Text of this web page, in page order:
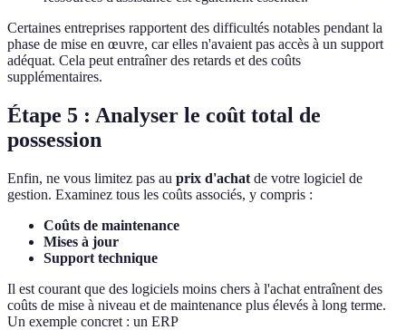
Certaines entreprises rapportent des difficultés notables pendant la
phase de mise en œuvre, car elles n'avaient pas accès à un support
adéquat. Cela peut entraîner des retards et des coûts
supplémentaires.
Étape 5 : Analyser le coût total de
possession
Enfin, ne vous limitez pas au prix d'achat de votre logiciel de
gestion. Examinez tous les coûts associés, y compris :
Coûts de maintenance
Mises à jour
Support technique
Il est courant que des logiciels moins chers à l'achat entraînent des
coûts de mise à niveau et de maintenance plus élevés à long terme.
Un exemple concret : un ERP